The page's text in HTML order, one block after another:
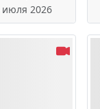
июля 2026